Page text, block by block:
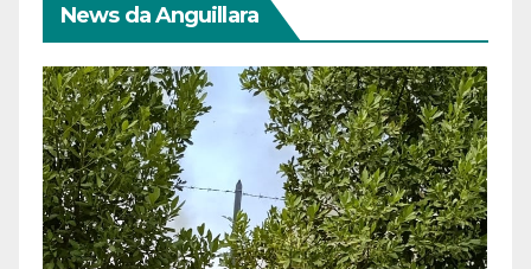
News da Anguillara